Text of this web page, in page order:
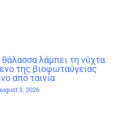
λάμπει τη νύχτα
της βιοφωταύγειας
από ταινία
3, 2026